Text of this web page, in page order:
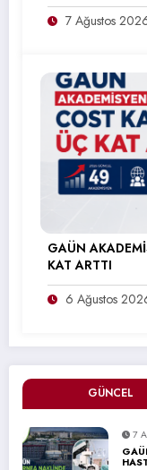
GÜNCEL
7
7 Ağustos
GAÜN
KAT ARTTI
6 Ağustos